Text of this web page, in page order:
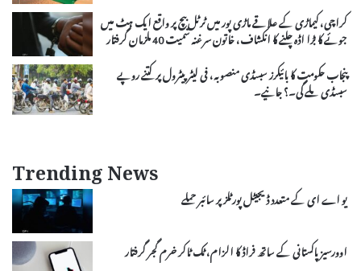
کراچی، کیماڑی کے علاقے ماڑی پور میں ٹرٹل بیچ پر واقع ایک ہٹ میں
جوئے کا بڑا اڈہ چلنے کا انکشاف، خاتون سرغنہ سمیت 40 ملزمان گرفتار
پنجاب حکومت کا بائیکرز سبسڈی منصوبہ، فی لیٹر پیٹرول پر کتنے روپے
سبسڈی ملے گی۔؟ جانیے۔
Trending News
یو اے ای کے متعدد ڈیجیٹل پورٹلز پر سائبر حملے
اوورسیز پاکستانی کے ساتھ فراڈ کا الزام، ٹک ٹاکر خرم گجر گرفتار